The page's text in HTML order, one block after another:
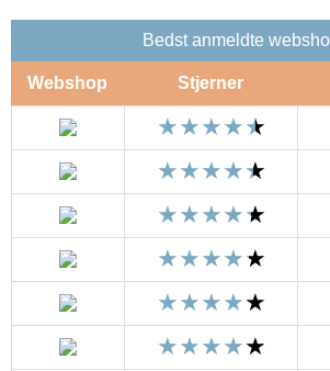
Bedst anmeldte
Webshop Stjerner